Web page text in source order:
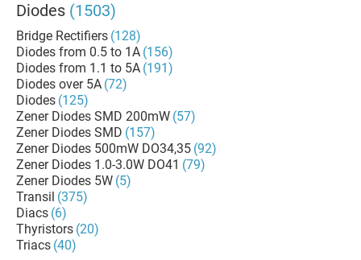
Diodes (1503)
Bridge Rectifiers (128)
Diodes from 0.5 to 1A (156)
Diodes from 1.1 to 5A (191)
Diodes over 5A (72)
Diodes (125)
Zener Diodes SMD 200mW (57)
Zener Diodes SMD (157)
Zener Diodes 500mW DO34,35 (92)
Zener Diodes 1.0-3.0W DO41 (79)
Zener Diodes 5W (5)
Transil (375)
Diacs (6)
Thyristors (20)
Triacs (40)